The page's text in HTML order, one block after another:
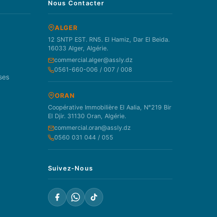
Nous Contacter
ALGER
12 SNTP EST. RN5. El Hamiz, Dar El Beida.
16033 Alger, Algérie.
commercial.alger@assly.dz
0561-660-006 / 007 / 008
ORAN
Coopérative Immobilière El Aalia, N°219 Bir
El Djir. 31130 Oran, Algérie.
commercial.oran@assly.dz
0560 031 044 / 055
Suivez-Nous